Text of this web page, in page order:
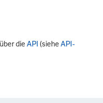
dieAPI (sieheAPI-